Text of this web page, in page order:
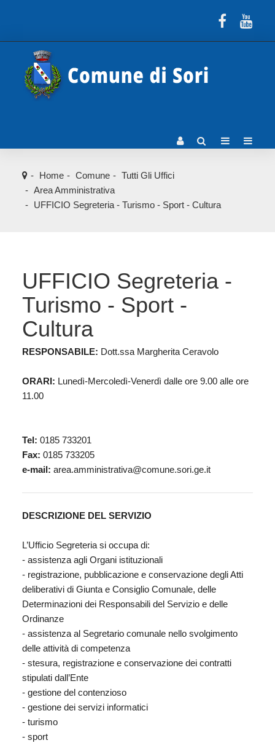
Home Comune
Tutti Gli Uffici
Area Amministrativa
UFFICIO Segreteria - Turismo - Sport - Cultura
UFFICIO Segreteria -
Turismo - Sport -
Cultura
RESPONSABILE: Dott.ssa Margherita Ceravolo
ORARI: Lunedì-Mercoledì-Venerdì dalle ore 9.00 alle ore
11.00
Tel: 0185 733201
Fax: 0185 733205
e-mail: area.amministrativa@comune.sori.ge.it
DESCRIZIONE DEL SERVIZIO
L’Ufficio Segreteria si occupa di:
- assistenza agli Organi istituzionali
- registrazione, pubblicazione e conservazione degli Atti
deliberativi di Giunta e Consiglio Comunale, delle
Determinazioni dei Responsabili del Servizio e delle
Ordinanze
- assistenza al Segretario comunale nello svolgimento
delle attività di competenza
- stesura, registrazione e conservazione dei contratti
stipulati dall’Ente
- gestione del contenzioso
- gestione dei servizi informatici
- turismo
- sport